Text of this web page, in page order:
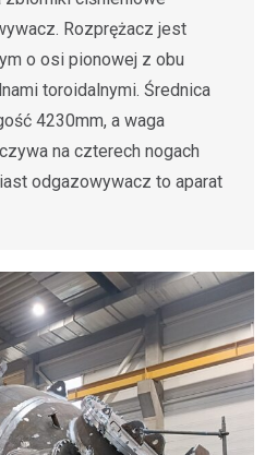
Rozprężacz jest
o osi pionowej z obu
toroidalnymi. Średnica
4230mm, a waga
na czterech nogach
odgazowywacz to aparat